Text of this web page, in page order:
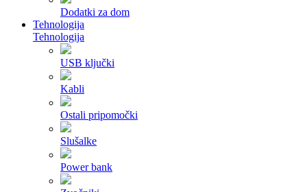
Dodatki za dom
Tehnologija
Tehnologija
USB ključki
Kabli
Ostali pripomočki
Slušalke
Power bank